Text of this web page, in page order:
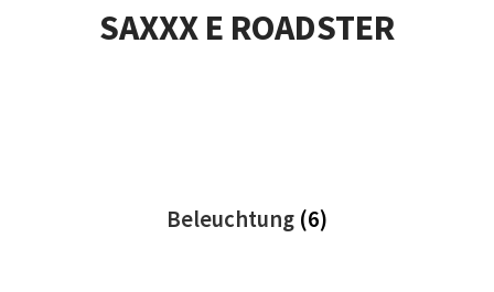
SAXXX E ROADSTER
Beleuchtung (6)